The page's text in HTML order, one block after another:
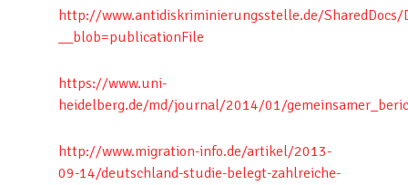
http://www.antidiskriminierungsstelle.de/
__blob=publicationFile
https://www.uni-
heidelberg.de/md/journal/2014/01/
http://www.migration-info.de/artikel/2013-
09-14/deutschland-studie-belegt-zahlreiche-